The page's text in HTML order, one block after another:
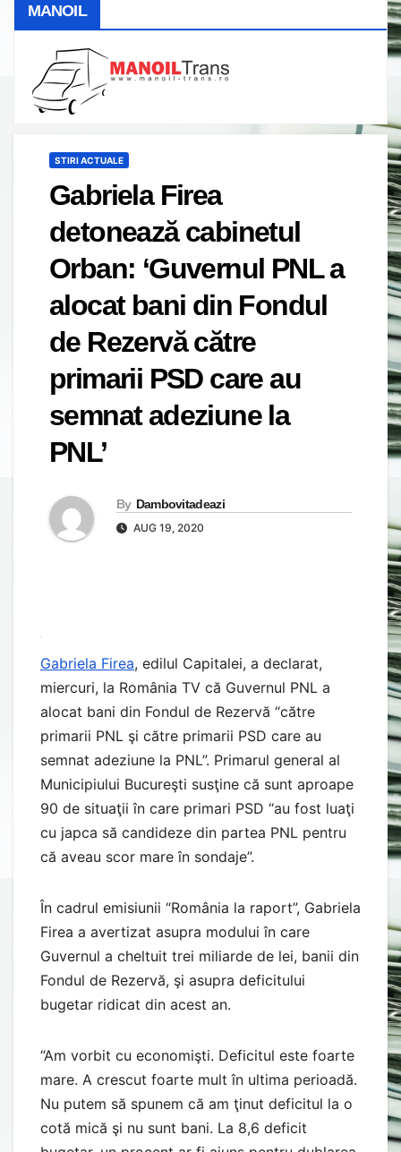
MANOIL
STIRI ACTUALE
Gabriela Firea
detonează cabinetul
Orban: ‘Guvernul PNL a
alocat bani din Fondul
de Rezervă către
primarii PSD care au
semnat adeziune la
PNL’
By Dambovitadeazi
AUG 19, 2020
Gabriela Firea, edilul Capitalei, a declarat,
miercuri, la România TV că Guvernul PNL a
alocat bani din Fondul de Rezervă “către
primarii PNL şi către primarii PSD care au
semnat adeziune la PNL”. Primarul general al
Municipiului Bucureşti susţine că sunt aproape
90 de situaţii în care primari PSD “au fost luaţi
cu japca să candideze din partea PNL pentru
că aveau scor mare în sondaje”.
În cadrul emisiunii “România la raport”, Gabriela
Firea a avertizat asupra modului în care
Guvernul a cheltuit trei miliarde de lei, banii din
Fondul de Rezervă, şi asupra deficitului
bugetar ridicat din acest an.
“Am vorbit cu economişti. Deficitul este foarte
mare. A crescut foarte mult în ultima perioadă.
Nu putem să spunem că am ţinut deficitul la o
cotă mică şi nu sunt bani. La 8,6 deficit